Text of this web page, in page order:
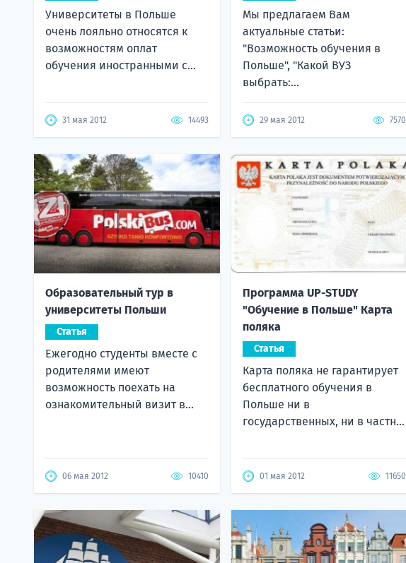
Университеты в Польше
очень лояльно относятся к
возможностям оплат
обучения иностранными с...
31 мая 2012 14493
Мы предлагаем Вам
актуальные статьи:
"Возможность обучения в
Польше", "Какой ВУЗ
выбрать:...
29 мая 2012 7570
Образовательный тур в
университеты Польши
Статья
Ежегодно студенты вместе с
родителями имеют
возможность поехать на
ознакомительный визит в...
06 мая 2012 10410
Программа UP-STUDY
"Обучение в Польше" Карта
поляка
Статья
Карта поляка не гарантирует
бесплатного обучения в
Польше ни в
государственных, ни в частн...
01 мая 2012 11650